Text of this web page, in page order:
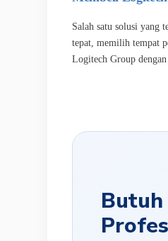
Salah satu solusi yang
tepat, memilih tempat
Logitech Group